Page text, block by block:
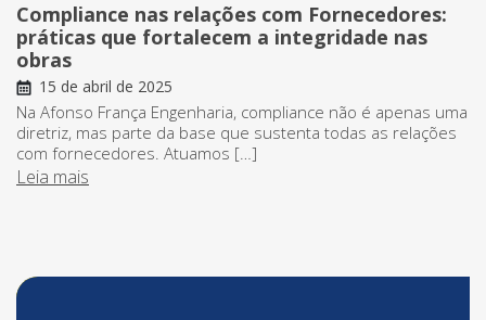
Compliance nas relações com Fornecedores:
práticas que fortalecem a integridade nas
obras
15 de abril de 2025
Na Afonso França Engenharia, compliance não é apenas uma
diretriz, mas parte da base que sustenta todas as relações
com fornecedores. Atuamos […]
Leia mais